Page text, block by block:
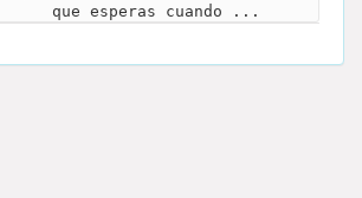
que esperas cuando ...